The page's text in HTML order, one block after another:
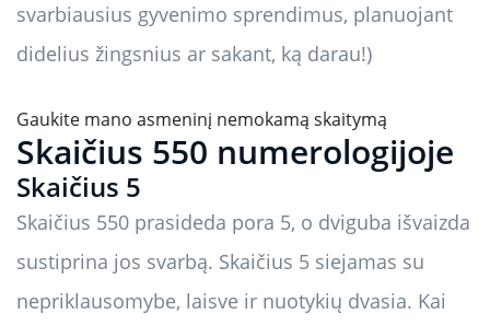
svarbiausius gyvenimo sprendimus, planuojant
didelius žingsnius ar sakant, ką darau!)
Gaukite mano asmeninį nemokamą skaitymą
Skaičius 550 numerologijoje
Skaičius 5
Skaičius 550 prasideda pora 5, o dviguba išvaizda
sustiprina jos svarbą. Skaičius 5 siejamas su
nepriklausomybe, laisve ir nuotykių dvasia. Kai